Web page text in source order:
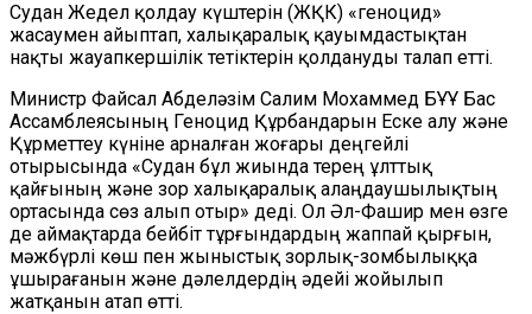
Судан Жедел қолдау күштерін (ЖҚК) «геноцид»
жасаумен айыптап, халықаралық қауымдастықтан
нақты жауапкершілік тетіктерін қолдануды талап етті.
Министр Файсал Абделәзім Салим Мохаммед БҰҰ Бас
Ассамблеясының Геноцид Құрбандарын Еске алу және
Құрметтеу күніне арналған жоғары деңгейлі
отырысында «Судан бұл жиында терең ұлттық
қайғының және зор халықаралық алаңдаушылықтың
ортасында сөз алып отыр» деді. Ол Әл-Фашир мен өзге
де аймақтарда бейбіт тұрғындардың жаппай қырғын,
мәжбүрлі көш пен жыныстық зорлық-зомбылыққа
ұшырағанын және дәлелдердің әдейі жойылып
жатқанын атап өтті.